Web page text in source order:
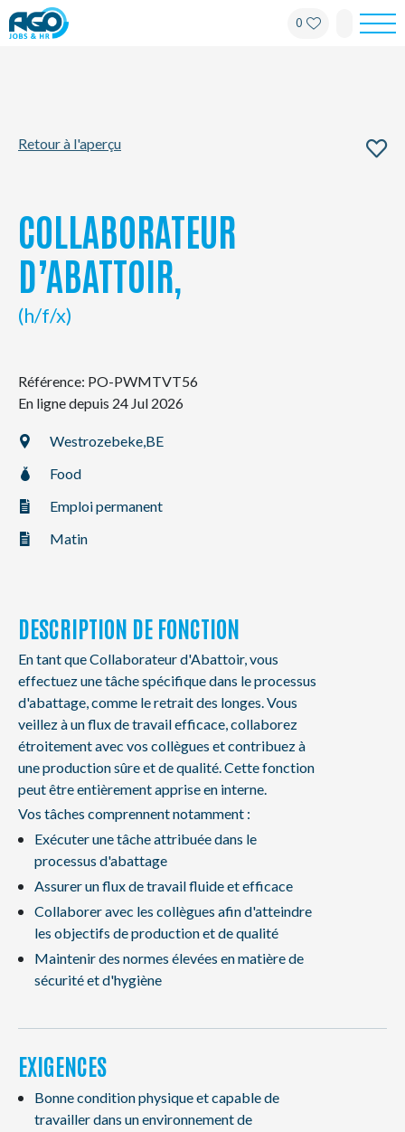
0
Bureaux
Mon AGO
NL FR EN
Retour à l'aperçu
COLLABORATEUR
D’ABATTOIR,
(h/f/x)
Référence: PO-PWMTVT56
En ligne depuis 24 Jul 2026
Westrozebeke,BE
Food
Emploi permanent
Matin
DESCRIPTION DE FONCTION
En tant que Collaborateur d'Abattoir, vous
effectuez une tâche spécifique dans le processus
d'abattage, comme le retrait des longes. Vous
veillez à un flux de travail efficace, collaborez
étroitement avec vos collègues et contribuez à
une production sûre et de qualité. Cette fonction
peut être entièrement apprise en interne.
Vos tâches comprennent notamment :
Exécuter une tâche attribuée dans le
processus d'abattage
Assurer un flux de travail fluide et efficace
Collaborer avec les collègues afin d'atteindre
les objectifs de production et de qualité
Maintenir des normes élevées en matière de
sécurité et d'hygiène
EXIGENCES
Bonne condition physique et capable de
travailler dans un environnement de